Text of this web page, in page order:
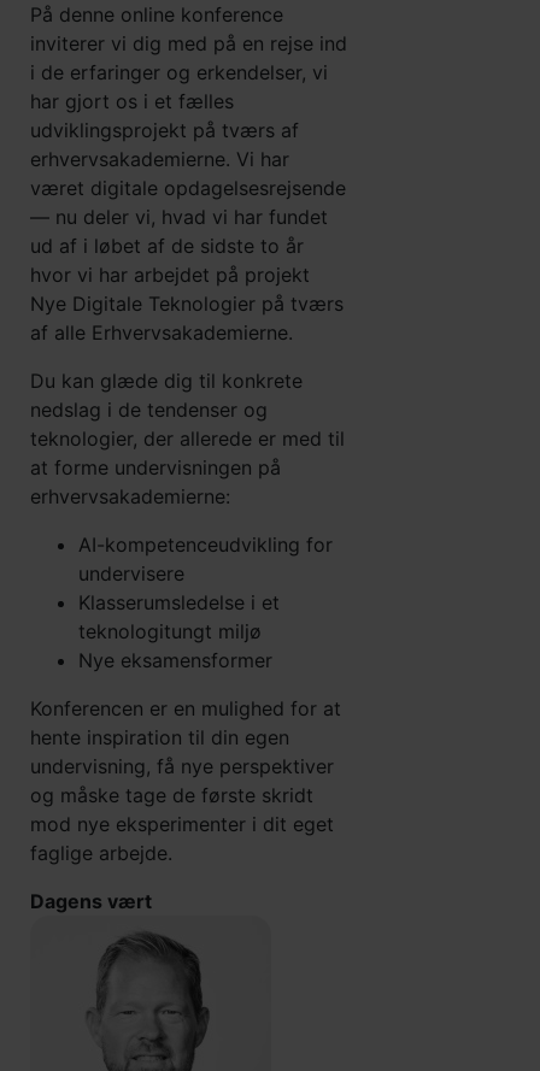
På denne online konference
inviterer vi dig med på en rejse ind
i de erfaringer og erkendelser, vi
har gjort os i et fælles
udviklingsprojekt på tværs af
erhvervsakademierne. Vi har
været digitale opdagelsesrejsende
— nu deler vi, hvad vi har fundet
ud af i løbet af de sidste to år
hvor vi har arbejdet på projekt
Nye Digitale Teknologier på tværs
af alle Erhvervsakademierne.
Du kan glæde dig til konkrete
nedslag i de tendenser og
teknologier, der allerede er med til
at forme undervisningen på
erhvervsakademierne:
AI-kompetenceudvikling for
undervisere
Klasserumsledelse i et
teknologitungt miljø
Nye eksamensformer
Konferencen er en mulighed for at
hente inspiration til din egen
undervisning, få nye perspektiver
og måske tage de første skridt
mod nye eksperimenter i dit eget
faglige arbejde.
Dagens vært